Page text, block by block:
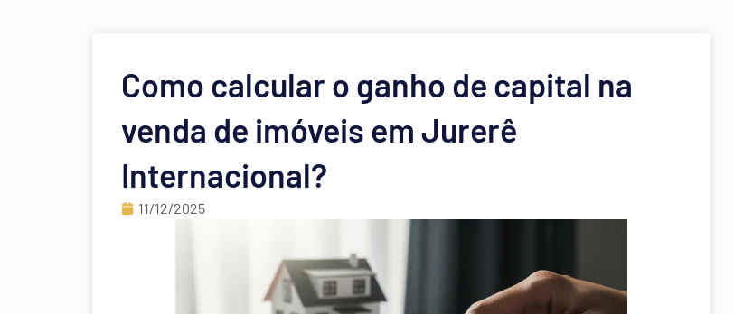
Como calcular o ganho de capital na
venda de imóveis em Jurerê
Internacional?
11/12/2025